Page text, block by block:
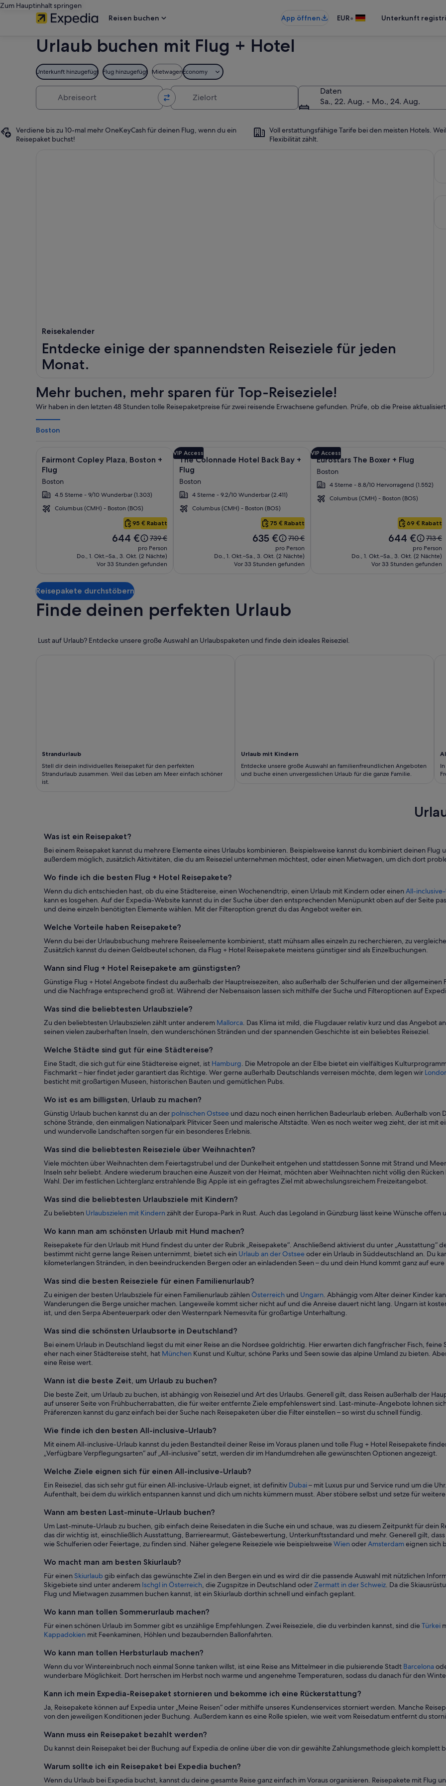
Zum Hauptinhalt springen
Reisen buchen
App öffnen EUR• Unterkunft
Urlaub buchen mit Flug + Hotel
Unterkunft hinzugefügt Flug hinzugefügt MietwagenEconomy
Daten
Sa., 22. Aug. - Mo., 24. Aug.
Verdiene bis zu 10-mal mehr OneKeyCash für deinen Flug, wenn du ein
Reisepaket buchst!
Voll erstattungsfähige Tarife bei den meisten Hotels. Weil
Flexibilität zählt.
Reisekalender
Entdecke einige der spannendsten Reiseziele für jeden
Monat.
Mehr buchen, mehr sparen für Top-Reiseziele!
Wir haben in den letzten 48 Stunden tolle Reisepaketpreise für zwei reisende Erwachsene gefunden. Prüfe, ob die Preise
Boston
Boston
für
Fairmont
Copley
Plaza,
Boston
Fairmont Copley Plaza, Boston +
Flug
Boston
4.5 Sterne - 9/10 Wunderbar (1.303)
Columbus (CMH) - Boston (BOS)
95 € Rabatt
Der
beträgt
644 €.
644 €
Der
alte
Preis
war
zum
Standardpreis.
739 €
pro Person
Do., 1. Okt.–Sa., 3. Okt. (2 Nächte)
Vor 33 Stunden gefunden
Durch Klicken erhältst du weitere Informationen zu Fairmont Copley Plaza, Boston + Flug und zu anderen
Bildergalerie
für
The
Colonnade
Hotel
Back
VIP Access
The Colonnade Hotel Back Bay +
Flug
Boston
4 Sterne - 9.2/10 Wunderbar (2.411)
Columbus (CMH) - Boston (BOS)
75 € Rabatt
Der
beträgt
635 €.
635 €
Der
alte
Preis
war
zum
Standardpreis.
710 €
pro Person
Do., 1. Okt.–Sa., 3. Okt. (2 Nächte)
Vor 33 Stunden gefunden
Durch Klicken erhältst du weitere Informationen zu The Colonnade Hotel
Bildergalerie
für
Eurostars
The
Boxer
VIP Access
Eurostars The Boxer + Flug
Boston
4 Sterne - 8.8/10 Hervorragend (1.552)
Columbus (CMH) - Boston (BOS)
69 € Rabatt
Der
beträgt
644 €.
644 €
Der
alte
Preis
war
713 €
pro Person
Do., 1. Okt.–Sa., 3. Okt. (2 Nächte)
Vor 33 Stunden gefunden
Durch Klicken erhältst du weitere
Reisepakete durchstöbern
Finde deinen perfekten Urlaub
Lust auf Urlaub? Entdecke unsere große Auswahl an Urlaubspaketen und finde dein ideales Reiseziel.
Strandurlaub
Stell dir dein individuelles Reisepaket für den perfekten
Strandurlaub zusammen. Weil das Leben am Meer einfach schöner
ist.
Urlaub mit Kindern
Entdecke unsere große Auswahl an familienfreundlichen Angeboten
und buche einen unvergesslichen Urlaub für die ganze Familie.
Was ist ein Reisepaket?
Bei einem Reisepaket kannst du mehrere Elemente eines Urlaubs kombinieren. Beispielsweise kannst du kombiniert deinen Flug
außerdem möglich, zusätzlich Aktivitäten, die du am Reiseziel unternehmen möchtest, oder einen Mietwagen, um dich dort
Wo finde ich die besten Flug + Hotel Reisepakete?
Wenn du dich entschieden hast, ob du eine Städtereise, einen Wochenendtrip, einen Urlaub mit Kindern oder einenAll-
kann es losgehen. Auf der Expedia-Website kannst du in der Suche über den entsprechenden Menüpunkt oben auf der Seite
und deine einzeln benötigten Elemente wählen. Mit der Filteroption grenzt du das Angebot weiter ein.
Welche Vorteile haben Reisepakete?
Wenn du bei der Urlaubsbuchung mehrere Reiseelemente kombinierst, statt mühsam alles einzeln zu recherchieren, zu
Zusätzlich kannst du deinen Geldbeutel schonen, da Flug + Hotel Reisepakete meistens günstiger sind als Einzelbuchungen.
Wann sind Flug + Hotel Reisepakete am günstigsten?
Günstige Flug + Hotel Angebote findest du außerhalb der Hauptreisezeiten, also außerhalb der Schulferien und der
und die Nachfrage entsprechend groß ist. Während der Nebensaison lassen sich mithilfe der Suche und Filteroptionen auf
Was sind die beliebtesten Urlaubsziele?
Zu den beliebtesten Urlaubszielen zählt unter anderem Mallorca. Das Klima ist mild, die Flugdauer relativ kurz und das Angebot
seinen vielen zauberhaften Inseln, den wunderschönen Stränden und der spannenden Geschichte ist ein beliebtes Reiseziel.
Welche Städte sind gut für eine Städtereise?
Eine Stadt, die sich gut für eine Städtereise eignet, ist Hamburg. Die Metropole an der Elbe bietet ein vielfältiges
Fischmarkt – hier findet jeder garantiert das Richtige. Wer gerne außerhalb Deutschlands verreisen möchte, dem legen wir
besticht mit großartigen Museen, historischen Bauten und gemütlichen Pubs.
Wo ist es am billigsten, Urlaub zu machen?
Günstig Urlaub buchen kannst du an der polnischen Ostsee und dazu noch einen herrlichen Badeurlaub erleben. Außerhalb von
schöne Strände, den einmaligen Nationalpark Plitvicer Seen und malerische Altstädte. Wen es noch weiter weg zieht, der ist mit
und wundervolle Landschaften sorgen für ein besonderes Erlebnis.
Was sind die beliebtesten Reiseziele über Weihnachten?
Viele möchten über Weihnachten dem Feiertagstrubel und der Dunkelheit entgehen und stattdessen Sonne mit Strand und
Inseln sehr beliebt. Andere wiederum brauchen eine Auszeit von der Heimat, möchten aber Weihnachten nicht völlig den
Wahl. Der im festlichen Lichterglanz erstrahlende Big Apple ist ein gefragtes Ziel mit abwechslungsreichem Freizeitangebot.
Was sind die beliebtesten Urlaubsziele mit Kindern?
Zu beliebten Urlaubszielen mit Kindernzählt der Europa-Park in Rust. Auch das Legoland in Günzburg lässt keine Wünsche
Wo kann man am schönsten Urlaub mit Hund machen?
Reisepakete für den Urlaub mit Hund findest du unter der Rubrik „Reisepakete“. Anschließend aktivierst du unter „Ausstattung“
bestimmt nicht gerne lange Reisen unternimmt, bietet sich ein Urlaub an der Ostseeoder ein Urlaub in Süddeutschland an. Du
kilometerlangen Stränden, in den beeindruckenden Bergen oder an einladenden Seen – du und dein Hund kommt ganz auf eure
Was sind die besten Reiseziele für einen Familienurlaub?
Zu einigen der besten Urlaubsziele für einen Familienurlaub zählenÖsterreich und Ungarn. Abhängig vom Alter deiner Kinder
Wanderungen die Berge unsicher machen. Langeweile kommt sicher nicht auf und die Anreise dauert nicht lang. Ungarn ist
ist, und den Serpa Abenteuerpark oder den Westernpark Nemesvita für großartige Unterhaltung.
Was sind die schönsten Urlaubsorte in Deutschland?
Bei einem Urlaub in Deutschland liegst du mit einer Reise an die Nordsee goldrichtig. Hier erwarten dich fangfrischer Fisch,
eher nach einer Städtereise steht, hat München Kunst und Kultur, schöne Parks und Seen sowie das alpine Umland zu bieten.
eine Reise wert.
Wann ist die beste Zeit, um Urlaub zu buchen?
Die beste Zeit, um Urlaub zu buchen, ist abhängig von Reiseziel und Art des Urlaubs. Generell gilt, dass Reisen außerhalb der
auf unserer Seite von Frühbucherrabatten, die für weiter entfernte Ziele empfehlenswert sind. Last-minute-Angebote lohnen
Präferenzen kannst du ganz einfach bei der Suche nach Reisepaketen über die Filter einstellen – so wirst du schnell fündig.
Wie finde ich den besten All-inclusive-Urlaub?
Mit einem All-inclusive-Urlaub kannst du jeden Bestandteil deiner Reise im Voraus planen und tolle Flug + Hotel Reisepakete
„Verfügbare Verpflegungsarten“ auf „All-inclusive“ setzt, werden dir im Handumdrehen alle gewünschten Optionen angezeigt.
Welche Ziele eignen sich für einen All-inclusive-Urlaub?
Ein Reiseziel, das sich sehr gut für einen All-inclusive-Urlaub eignet, ist definitiv Dubai– mit Luxus pur und Service rund um die
Aufenthalt, bei dem du wirklich entspannen kannst und dich um nichts kümmern musst. Aber stöbere selbst und setze für
Wann am besten Last-minute-Urlaub buchen?
Um Last-minute-Urlaub zu buchen, gib einfach deine Reisedaten in die Suche ein und schaue, was zu diesem Zeitpunkt für dein
das dir wichtig ist, einschließlich Ausstattung, Barrierearmut, Gästebewertung, Unterkunftsstandard und mehr. Generell gilt,
wie Schulferien oder Feiertage, zu finden sind. Näher gelegene Reiseziele wie beispielsweiseWienoderAmsterdameignen sich
Wo macht man am besten Skiurlaub?
Für einenSkiurlaub gib einfach das gewünschte Ziel in den Bergen ein und es wird dir die passende Auswahl mit nützlichen
Skigebiete sind unter anderem Ischgl in Österreich, die Zugspitze in Deutschland oderZermatt in der Schweiz. Da die
Flug und Mietwagen zusammen buchen kannst, ist ein Skiurlaub dorthin schnell und einfach geplant.
Wo kann man tollen Sommerurlaub machen?
Für einen schönen Urlaub im Sommer gibt es unzählige Empfehlungen. Zwei Reiseziele, die du verbinden kannst, sind dieTürkei
Kappadokien mit Feenkaminen, Höhlen und bezaubernden Ballonfahrten.
Wo kann man tollen Herbsturlaub machen?
Wenn du vor Wintereinbruch noch einmal Sonne tanken willst, ist eine Reise ans Mittelmeer in die pulsierende Stadt Barcelona
wunderbare Möglichkeit. Dort herrschen im Herbst noch warme und angenehme Temperaturen, sodass du danach für den
Kann ich mein Expedia-Reisepaket stornieren und bekomme ich eine Rückerstattung?
Ja, Reisepakete können auf Expedia unter „Meine Reisen“ oder mithilfe unseres Kundenservices storniert werden. Manche
von den jeweiligen Konditionen jeder Buchung. Außerdem kann es eine Rolle spielen, wie weit vom Reisedatum entfernt du
Wann muss ein Reisepaket bezahlt werden?
Du kannst dein Reisepaket bei der Buchung auf Expedia.de online über die von dir gewählte Zahlungsmethode gleich komplett
Warum sollte ich ein Reisepaket bei Expedia buchen?
Wenn du Urlaub bei Expedia buchst, kannst du deine gesamte Reise ganz einfach im Voraus organisieren. Reisepakete mit Flug